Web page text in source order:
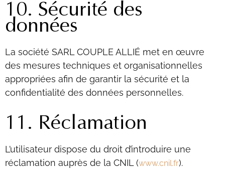
10. Sécurité des
données
La société SARL COUPLE ALLIÉ met en œuvre
des mesures techniques et organisationnelles
appropriées afin de garantir la sécurité et la
confidentialité des données personnelles.
11. Réclamation
L’utilisateur dispose du droit d’introduire une
réclamation auprès de la CNIL (www.cnil.fr).